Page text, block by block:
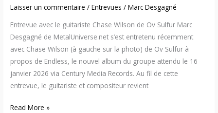
Laisser un commentaire /Entrevues /Marc Desgagné
Entrevue avec le guitariste Chase Wilson de Ov Sulfur Marc
Desgagné de MetalUniverse.net s’est entretenu récemment
avec Chase Wilson (à gauche sur la photo) de Ov Sulfur à
propos de Endless, le nouvel album du groupe attendu le 16
janvier 2026 via Century Media Records. Au fil de cette
entrevue, le guitariste et compositeur revient
Read More »